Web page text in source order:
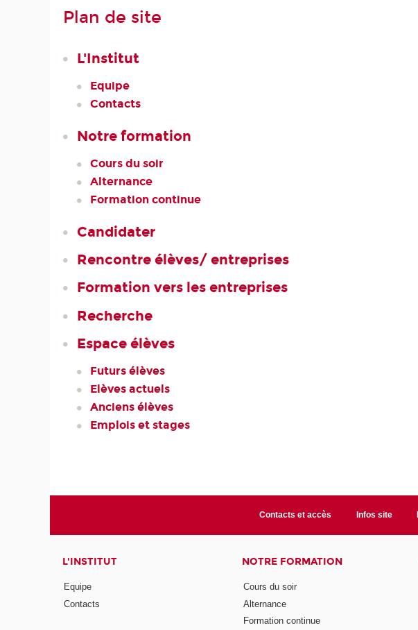
Plan de site
L'Institut
Equipe
Contacts
Notre formation
Cours du soir
Alternance
Formation continue
Candidater
Rencontre élèves/ entreprises
Formation vers les entreprises
Recherche
Espace élèves
Futurs élèves
Elèves actuels
Anciens élèves
Emplois et stages
Contacts et accès Infos site
L'INSTITUT
Equipe
Contacts
NOTRE FORMATION
Cours du soir
Alternance
Formation continue